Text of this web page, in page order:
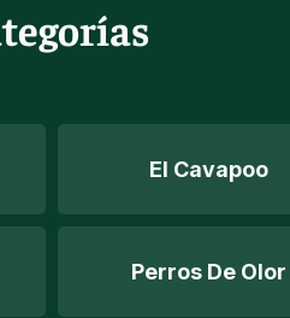
El Cavapoo
Perros De Olor